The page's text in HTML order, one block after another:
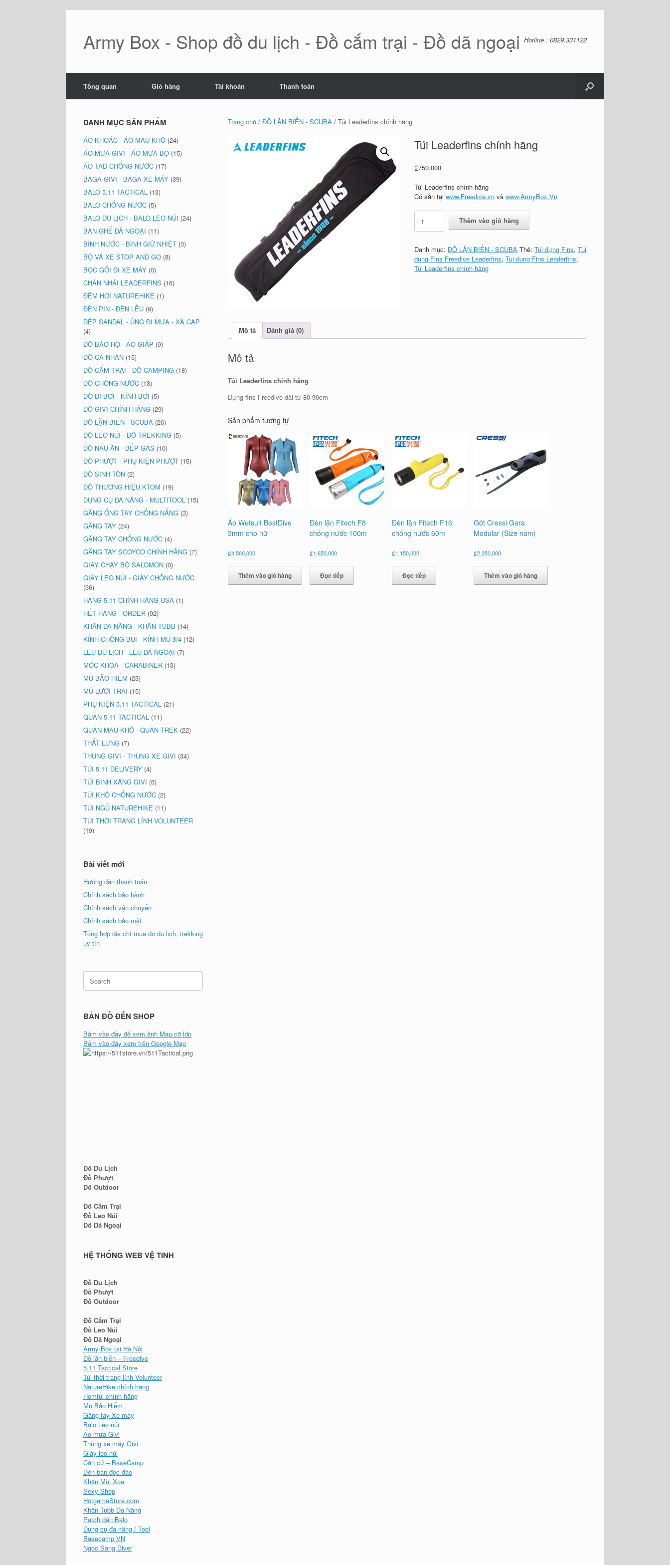
Army Box - Shop đồ du lịch - Đồ cắm trại - Đồ dã ngoại Hotline : 0829.331122
Tổng quan Giỏ hàng Tài khoản Thanh toán
Trang chủ /ĐỒ LẶN BIỂN - SCUBA / Túi Leaderfins chính hãng
Túi Leaderfins chính hãng
₫750,000
Túi Leaderfins chính hãng
Có sẵn tạiwww.Freedive.vn vàwww.ArmyBox.Vn
Túi
Leaderfins
chính
số
lượng
Thêm vào giỏ hàng
Danh mục:ĐỒ LẶN BIỂN - SCUBA Thẻ:Túi đựng Fins,Tui
dung Fins Freedive Leaderfins,Tui dung Fins Leaderfins,
Túi Leaderfins chính hãng
Mô tả Đánh giá (0)
Mô tả
Túi Leaderfins chính hãng
Đựng fins Freedive dài từ 80-90cm
Sản phẩm tương tự
Áo Wetsuit BestDive
3mm cho nữ
₫4,500,000
Thêm vào giỏ hàng
Đèn lặn Fitech F8
chống nước 100m
₫1,650,000
Đọc tiếp
Đèn lặn Fitech F16
chống nước 60m
₫1,150,000
Đọc tiếp
Gót Cressi Gara
Modular (Size nam)
₫2,250,000
Thêm vào giỏ hàng
DANH MỤC SẢN PHẨM
ÁO KHOÁC - ÁO MAU KHÔ (24)
ÁO MƯA GIVI - ÁO MƯA BỘ (15)
ÁO TAD CHỐNG NƯỚC (17)
BAGA GIVI - BAGA XE MÁY (39)
BALO 5.11 TACTICAL (13)
BALO CHỐNG NƯỚC (5)
BALO DU LỊCH - BALO LEO NÚI (24)
BÀN GHẾ DÃ NGOẠI (11)
BÌNH NƯỚC - BÌNH GIỮ NHIỆT (0)
BỘ VÁ XE STOP AND GO (8)
BỌC GỐI ĐI XE MÁY (0)
CHÂN NHÁI LEADERFINS (16)
ĐỆM HƠI NATUREHIKE (1)
ĐÈN PIN - ĐÈN LỀU (9)
DÉP SANDAL - ỦNG ĐI MƯA - XÀ CẠP
(4)
ĐỒ BẢO HỘ - ÁO GIÁP (9)
ĐỒ CÁ NHÂN (15)
ĐỒ CẮM TRẠI - ĐỒ CAMPING (18)
ĐỒ CHỐNG NƯỚC (13)
ĐỒ ĐI BƠI - KÍNH BƠI (5)
ĐỒ GIVI CHÍNH HÃNG (29)
ĐỒ LẶN BIỂN - SCUBA (26)
ĐỒ LEO NÚI - ĐỒ TREKKING (5)
ĐỒ NẤU ĂN - BẾP GAS (10)
ĐỒ PHƯỢT - PHỤ KIỆN PHƯỢT (15)
ĐỒ SINH TỒN (2)
ĐỒ THƯƠNG HIỆU KTOM (19)
DỤNG CỤ ĐA NĂNG - MULTITOOL (15)
GĂNG ỐNG TAY CHỐNG NẮNG (3)
GĂNG TAY (24)
GĂNG TAY CHỐNG NƯỚC (4)
GĂNG TAY SCOYCO CHÍNH HÃNG (7)
GIÀY CHẠY BỘ SALOMON (0)
GIÀY LEO NÚI - GIÀY CHỐNG NƯỚC
(36)
HÀNG 5.11 CHÍNH HÃNG USA (1)
HẾT HÀNG - ORDER (92)
KHĂN ĐA NĂNG - KHĂN TUBB (14)
KÍNH CHỐNG BỤI - KÍNH MŨ 3/4 (12)
LỀU DU LỊCH - LỀU DÃ NGOẠI (7)
MÓC KHÓA - CARABINER (13)
MŨ BẢO HIỂM (23)
MŨ LƯỠI TRAI (15)
PHỤ KIỆN 5.11 TACTICAL (21)
QUẦN 5.11 TACTICAL (11)
QUẦN MAU KHÔ - QUẦN TREK (22)
THẮT LƯNG (7)
THÙNG GIVI - THÙNG XE GIVI (34)
TÚI 5.11 DELIVERY (4)
TÚI BÌNH XĂNG GIVI (6)
TÚI KHÔ CHỐNG NƯỚC (2)
TÚI NGỦ NATUREHIKE (11)
TÚI THỜI TRANG LÍNH VOLUNTEER
(19)
Bài viết mới
Hướng dẫn thanh toán
Chính sách bảo hành
Chính sách vận chuyển
Chính sách bảo mật
Tổng hợp địa chỉ mua đồ du lịch, trekking
uy tín
Search
for:
BẢN ĐỒ ĐẾN SHOP
Bấm vào đây để xem ảnh Map cỡ lớn
Bấm vào đây xem trên Google Map
Đồ Du Lịch
Đồ Phượt
Đồ Outdoor
Đồ Cắm Trại
Đồ Leo Núi
Đồ Dã Ngoại
HỆ THỐNG WEB VỆ TINH
Đồ Du Lịch
Đồ Phượt
Đồ Outdoor
Đồ Cắm Trại
Đồ Leo Núi
Đồ Dã Ngoại
Army Box tại Hà Nội
Đồ lặn biển – Freedive
5.11 Tactical Store
Túi thời trang lính Volunteer
NatureHike chính hãng
Homful chính hãng
Mũ Bảo Hiểm
Găng tay Xe máy
Balo Leo núi
Áo mưa Givi
Thùng xe máy Givi
Giày leo núi
Căn cứ – BaseCamp
Đèn bàn độc đáo
Khăn Mùi Xoa
Sexy Shop
HotgameStore.com
Khăn Tubb Đa Năng
Patch dán Balo
Dụng cụ đa năng / Tool
Basecamp VN
Ngoc Sang Diver